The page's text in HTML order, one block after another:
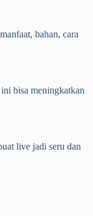
bahan, cara
bisa meningkatkan
live jadi seru dan